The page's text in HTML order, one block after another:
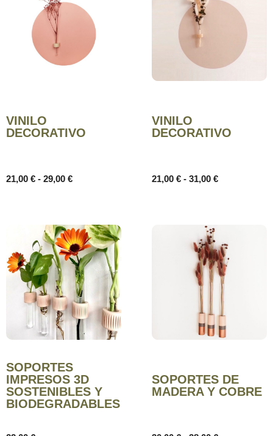
VINILO
DECORATIVO
21,00 € - 29,00 €
VINILO
DECORATIVO
21,00 € - 31,00 €
SOPORTES
IMPRESOS 3D
SOSTENIBLES Y
BIODEGRADABLES
SOPORTES DE
MADERA Y COBRE